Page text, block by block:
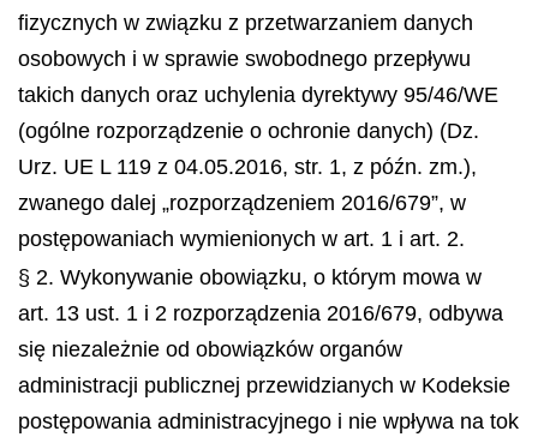
fizycznych w związku z przetwarzaniem danych
osobowych i w sprawie swobodnego przepływu
takich danych oraz uchylenia dyrektywy 95/46/WE
(ogólne rozporządzenie o ochronie danych) (Dz.
Urz. UE L 119 z 04.05.2016, str. 1, z późn. zm.),
zwanego dalej „rozporządzeniem 2016/679”, w
postępowaniach wymienionych w art. 1 i art. 2.
§ 2. Wykonywanie obowiązku, o którym mowa w
art. 13 ust. 1 i 2 rozporządzenia 2016/679, odbywa
się niezależnie od obowiązków organów
administracji publicznej przewidzianych w Kodeksie
postępowania administracyjnego i nie wpływa na tok